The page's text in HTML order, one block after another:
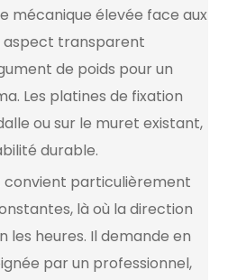
mécanique élevée face aux
aspect transparent
de poids pour un
Les platines de fixation
ou sur le muret existant,
durable.
particulièrement
là où la direction
les heures. Il demande en
par un professionnel,